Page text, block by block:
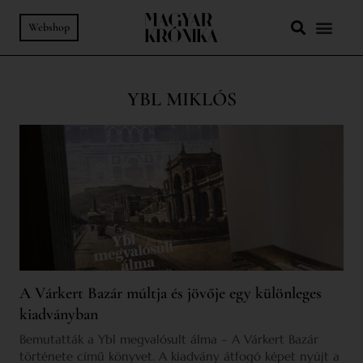
Webshop
YBL MIKLÓS
A Várkert Bazár múltja és jövője egy különleges
kiadványban
Bemutatták a Ybl megvalósult álma – A Várkert Bazár
története című könyvet. A kiadvány átfogó képet nyújt a